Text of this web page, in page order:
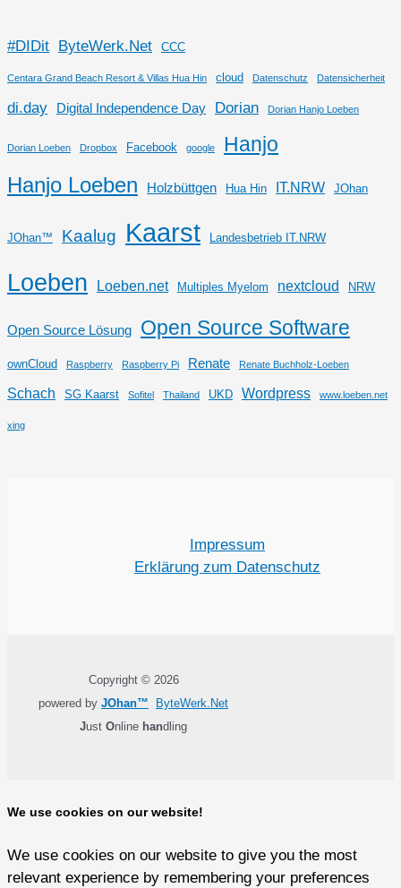
#DIDit ByteWerk.Net CCC
Centara Grand Beach Resort & Villas Hua Hin cloud Datenschutz Datensicherheit
di.day Digital Independence Day Dorian Dorian Hanjo Loeben
Dorian Loeben Dropbox Facebook google
Hanjo
Hanjo Loeben
Holzbüttgen Hua Hin IT.NRW JOhan
JOhan™ Kaalug Kaarst Landesbetrieb IT.NRW
Loeben Loeben.net Multiples Myelom nextcloud NRW
Open Source Lösung Open Source Software
ownCloud Raspberry Raspberry Pi Renate Renate Buchholz-Loeben
Schach SG Kaarst Sofitel Thailand UKD Wordpress www.loeben.net
xing
Impressum
Erklärung zum Datenschutz
Copyright © 2026
powered by JOhan™
ByteWerk.Net
Just Online handling
We use cookies on our website!
We use cookies on our website to give you the most
relevant experience by remembering your preferences